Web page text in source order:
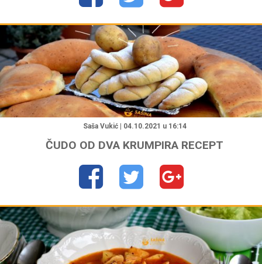
"
Saša Vukić | 04.10.2021 u 16:14
ČUDO OD DVA KRUMPIRA RECEPT